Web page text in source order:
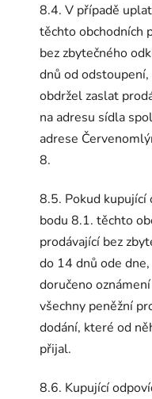
8.4. V případě
těchto obchodních
bez zbytečného
dnů od
obdržel zaslat
na adresu sídla
adrese
8.
8.5. Pokud
bodu 8.1. těchto
prodávající bez
do 14 dnů ode
doručeno
všechny peněžní
dodání, které od
přijal.
8.6. Kupující